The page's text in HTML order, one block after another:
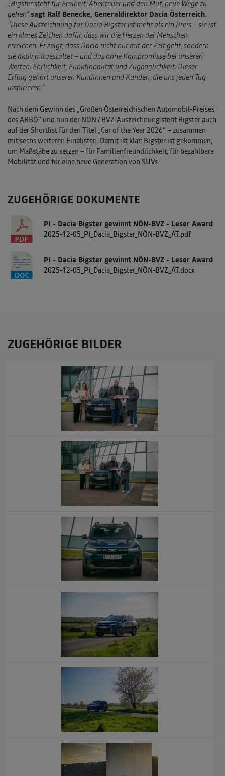
„Bigster steht für Freiheit, Abenteuer und den Mut, neue Wege zu
gehen”,sagt Ralf Benecke, Generaldirektor Dacia Österreich.
“Diese Auszeichnung für Dacia Bigster ist mehr als ein Preis – sie ist
ein klares Zeichen dafür, dass wir die Herzen der Menschen
erreichen. Er zeigt, dass Dacia nicht nur mit der Zeit geht, sondern
sie aktiv mitgestaltet – und das ohne Kompromisse bei unseren
Werten: Ehrlichkeit, Funktionalität und Zugänglichkeit. Dieser
Erfolg gehört unseren Kundinnen und Kunden, die uns jeden Tag
inspirieren.“
Nach dem Gewinn des „Großen Österreichischen Automobil-Preises
des ARBÖ“ und nun der NÖN / BVZ-Auszeichnung steht Bigster auch
auf der Shortlist für den Titel „Car of the Year 2026“ – zusammen
mit sechs weiteren Finalisten. Damit ist klar: Bigster ist gekommen,
um Maßstäbe zu setzen – für Familienfreundlichkeit, für bezahlbare
Mobilität und für eine neue Generation von SUVs.
ZUGEHÖRIGE DOKUMENTE
PI - Dacia Bigster gewinnt NÖN-BVZ - Leser Award
2025-12-05_PI_Dacia_Bigster_NÖN-BVZ_AT.pdf
PI - Dacia Bigster gewinnt NÖN-BVZ - Leser Award
2025-12-05_PI_Dacia_Bigster_NÖN-BVZ_AT.docx
ZUGEHÖRIGE BILDER